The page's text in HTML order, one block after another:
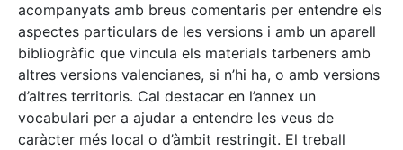
acompanyats amb breus comentaris per entendre els
aspectes particulars de les versions i amb un aparell
bibliogràfic que vincula els materials tarbeners amb
altres versions valencianes, si n’hi ha, o amb versions
d’altres territoris. Cal destacar en l’annex un
vocabulari per a ajudar a entendre les veus de
caràcter més local o d’àmbit restringit. El treball